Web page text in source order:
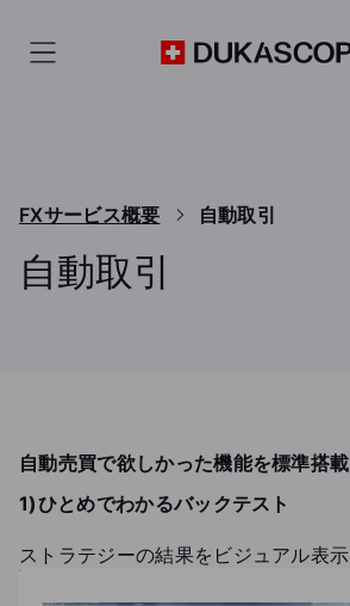
FXサービス概要 自動取引
自動取引
自動売買で欲しかった機能を標準搭載
1)ひとめでわかるバックテスト
ストラテジーの結果をビジュアル表示